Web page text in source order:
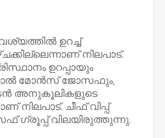
ഉറച്ച്
നിലപാട്.
ഉറപ്പായും
മോന്‍സ് ജോസഫും,
അനുകൂലികളുടെ
നിലപാട്. ചീഫ് വിപ്പ്
ഗ്രൂപ്പ് വിലയിരുത്തുന്നു.